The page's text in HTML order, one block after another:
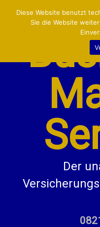
VERSICHERUNGEN:
LKW/LIEFERWAGEN
BETRIEB/GEWERBE
KONTAKT/INFO
Der
Diese Website benutzt
Sie die Website